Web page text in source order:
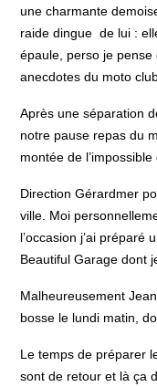
une charmante
raide dingue de lui :
épaule, perso je
anecdotes du moto
Après une séparation
notre pause repas du
montée de
Direction Gérardmer
ville. Moi
l’occasion j’ai préparé
Beautiful Garage dont
Malheureusement
bosse le lundi matin,
Le temps de préparer
sont de retour et là